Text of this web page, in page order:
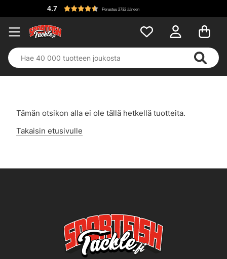
4.7 Perustuu 2732 ääneen
Tämän otsikon alla ei ole tällä hetkellä tuotteita.
Takaisin etusivulle